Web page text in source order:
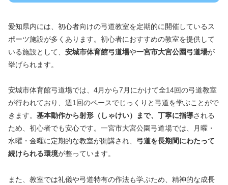
愛知県内には、初心者向けの弓道教室を定期的に開催しているス
ポーツ施設が多くあります。初心者におすすめの教室を提供して
いる施設として、 安城市体育館弓道場や一宮市大宮公園弓道場が
挙げられます。
安城市体育館弓道場では、4月から7月にかけて全14回の弓道教室
が行われており、週1回のペースでじっくりと弓道を学ぶことがで
きます。 基本動作から射形（しゃけい）まで、丁寧に指導される
ため、初心者でも安心です。一宮市大宮公園弓道場では、月曜・
水曜・金曜に定期的な教室が開講され、 弓道を長期間にわたって
続けられる環境が整っています。
また、教室では礼儀や弓道特有の作法も学ぶため、精神的な成長